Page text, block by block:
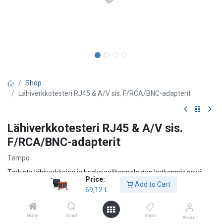
Price:
69,12 €
Add to Cart
Home Search Brands Account
Shop
Lähiverkkotesteri RJ45 & A/V sis. F/RCA/BNC-adapterit
Lähiverkkotesteri RJ45 & A/V sis.
F/RCA/BNC-adapterit
Tempo
Tarkista lähiverkkojen ja koaksiaalikaapeleiden kytkennät sekä
asennetut kaapelijohdot PA1594 -lähiverkkotesterillä.
PA1594 kartoittaa kaapelin rivi riviltä ja tunnistaa mm. avoimet
parit, oikosulut, ristikytkennät ja jaetut parit. Mukana